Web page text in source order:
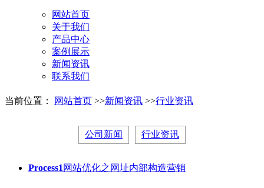
网站首页
关于我们
产品中心
案例展示
新闻资讯
联系我们
当前位置： 网站首页 >>新闻资讯 >>行业资讯
公司新闻 行业资讯
Process1 网站优化之网址内部构造营销